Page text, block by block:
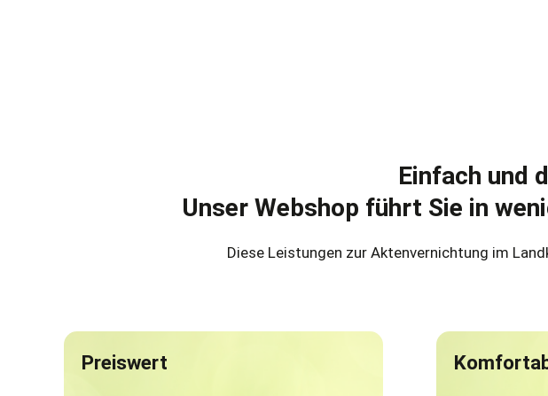
Einfach und
Unser Webshop führt Sie in
Diese Leistungen zur Aktenvernichtung im
Preiswert